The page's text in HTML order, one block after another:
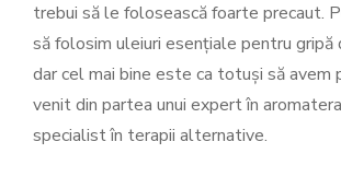
trebui să le folosească foarte precaut.
să folosim uleiuri esențiale pentru gripă
dar cel mai bine este ca totuși să avem
venit din partea unui expert în
specialist în terapii alternative.